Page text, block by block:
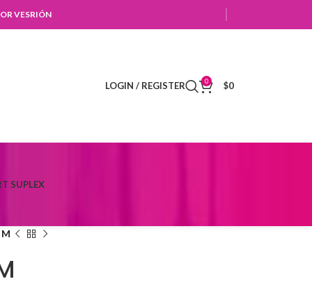
VESRIÓN
LOGIN / REGISTER 0 $0
SUPLEX